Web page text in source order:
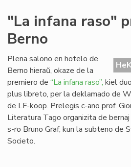
"La infana raso"
Berno
Plena salono en hotelo de
Berno hieraŭ, okaze de la
premiero de “La infana raso”, kiel
plus libreto, per la deklamado de
de LF-koop. Prelegis c-ano prof.
Literatura Tago organizita de
s-ro Bruno Graf, kun la subteno de
Societo.